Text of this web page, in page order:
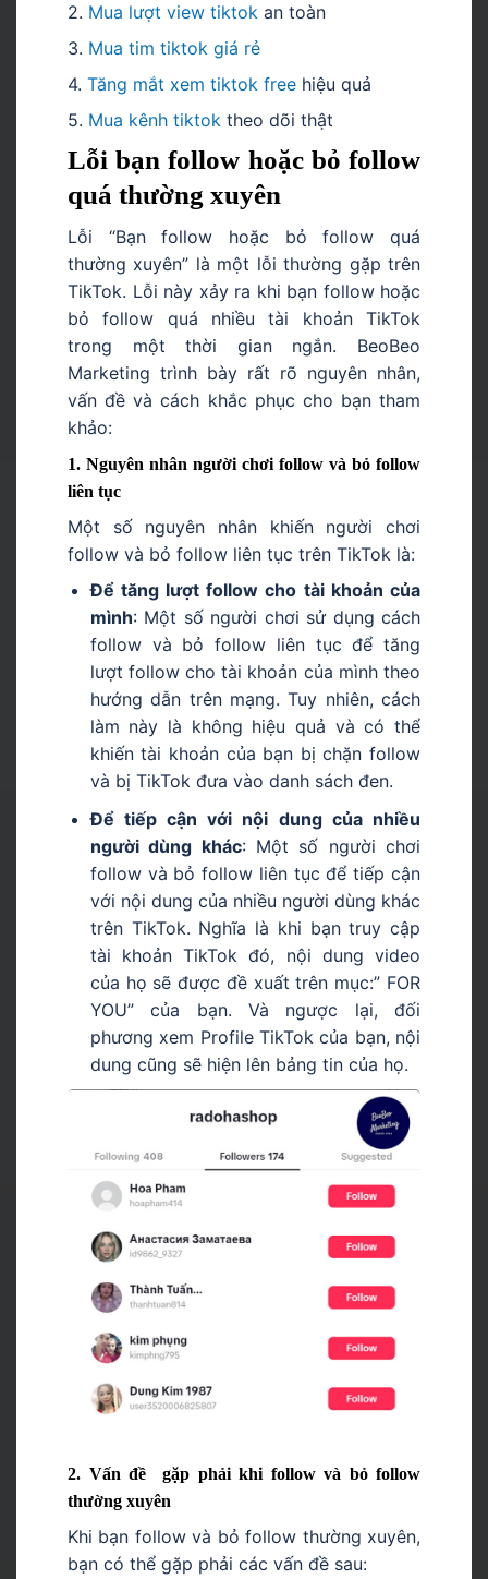
2. Mua lượt view tiktok an toàn
3. Mua tim tiktok giá rẻ
4. Tăng mắt xem tiktok free hiệu quả
5. Mua kênh tiktok theo dõi thật
Lỗi bạn follow hoặc bỏ follow
quá thường xuyên
Lỗi “Bạn follow hoặc bỏ follow quá
thường xuyên” là một lỗi thường gặp trên
TikTok. Lỗi này xảy ra khi bạn follow hoặc
bỏ follow quá nhiều tài khoản TikTok
trong một thời gian ngắn. BeoBeo
Marketing trình bày rất rõ nguyên nhân,
vấn đề và cách khắc phục cho bạn tham
khảo:
1. Nguyên nhân người chơi follow và bỏ follow
liên tục
Một số nguyên nhân khiến người chơi
follow và bỏ follow liên tục trên TikTok là:
Để tăng lượt follow cho tài khoản của
mình: Một số người chơi sử dụng cách
follow và bỏ follow liên tục để tăng
lượt follow cho tài khoản của mình theo
hướng dẫn trên mạng. Tuy nhiên, cách
làm này là không hiệu quả và có thể
khiến tài khoản của bạn bị chặn follow
và bị TikTok đưa vào danh sách đen.
Để tiếp cận với nội dung của nhiều
người dùng khác: Một số người chơi
follow và bỏ follow liên tục để tiếp cận
với nội dung của nhiều người dùng khác
trên TikTok. Nghĩa là khi bạn truy cập
tài khoản TikTok đó, nội dung video
của họ sẽ được đề xuất trên mục:” FOR
YOU” của bạn. Và ngược lại, đối
phương xem Profile TikTok của bạn, nội
dung cũng sẽ hiện lên bảng tin của họ.
2. Vấn đề gặp phải khi follow và bỏ follow
thường xuyên
Khi bạn follow và bỏ follow thường xuyên,
bạn có thể gặp phải các vấn đề sau: